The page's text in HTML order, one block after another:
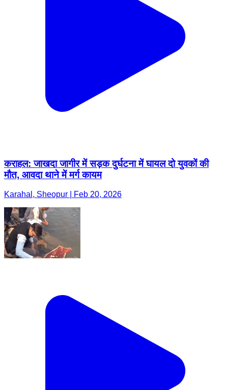
कराहल: जाखदा जागीर में सड़क दुर्घटना में घायल दो युवकों की
मौत, आवदा थाने में मर्ग कायम
Karahal, Sheopur | Feb 20, 2026